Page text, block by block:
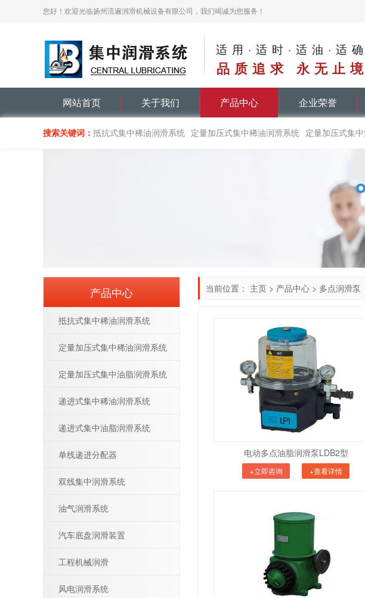
您好！欢迎光临扬州流遍润滑机械设备有限公司，我们竭诚为您服务！
适用·适时·适油·适确
品质追求 永无止境
网站首页 关于我们 产品中心 企业荣誉
搜索关键词： 抵抗式集中稀油润滑系统 定量加压式集中稀油润滑系统 定量加压式集
当前位置： 主页 > 产品中心 > 多点润滑泵
电动多点油脂润滑泵LDB2型
+立即咨询 +查看详情
产品中心
抵抗式集中稀油润滑系统
定量加压式集中稀油润滑系统
定量加压式集中油脂润滑系统
递进式集中稀油润滑系统
递进式集中油脂润滑系统
单线递进分配器
双线集中润滑系统
油气润滑系统
汽车底盘润滑装置
工程机械润滑
风电润滑系统